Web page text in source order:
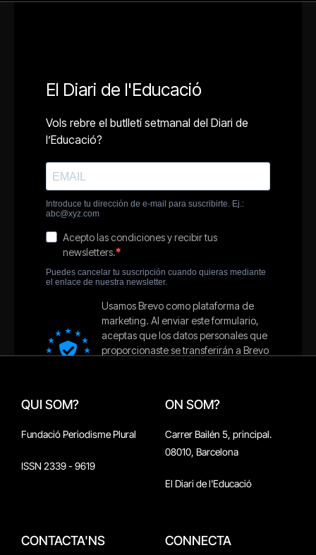
QUI SOM?
Fundació Periodisme Plural
ISSN 2339 - 9619
ON SOM?
Carrer Bailén 5, principal.
08010, Barcelona
El Diari de l'Educació
CONTACTA'NS CONNECTA